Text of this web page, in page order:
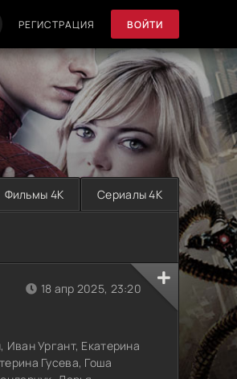
РЕГИСТРАЦИЯ ВОЙТИ
Фильмы 4K Сериалы 4K
18 апр 2025, 23:20
Иван Ургант, Екатерина
Гусева, Гоша